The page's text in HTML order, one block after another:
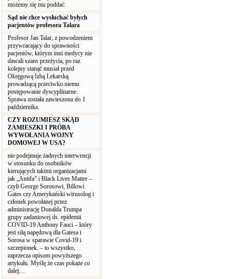
możemy się mu poddać.
Sąd nie chce wysłuchać byłych
pacjentów profesora Talara
Profesor Jan Talar, z powodzeniem
przywracający do sprawności
pacjentów, którym inni medycy nie
dawali szans przeżycia, po raz
kolejny stanąć musiał przed
Okręgową Izbą Lekarską
prowadzącą przeciwko niemu
postępowanie dyscyplinarne.
Sprawa została zawieszona do 1
października.
CZY ROZUMIESZ SKĄD
ZAMIESZKI I PRÓBA
WYWOŁANIA WOJNY
DOMOWEJ W USA?
nie podejmuje żadnych interwencji
w stosunku do osobników
kierujących takimi organizacjami
jak „Antifa” i Black Lives Matter –
czyli George Sorosowi, Billowi
Gates czy Amerykański wirusolog i
członek powołanej przez
administrację Donalda Trumpa
grupy zadaniowej ds. epidemii
COVID-19 Anthony Fauci – który
jest siłą napędową dla Gatesa i
Sorosa w sparawie Covid-19 i
szczepionek. – to wszystko,
zaprzecza opisom powyższego
artykułu. Myślę że czas pokaże co
dalej…